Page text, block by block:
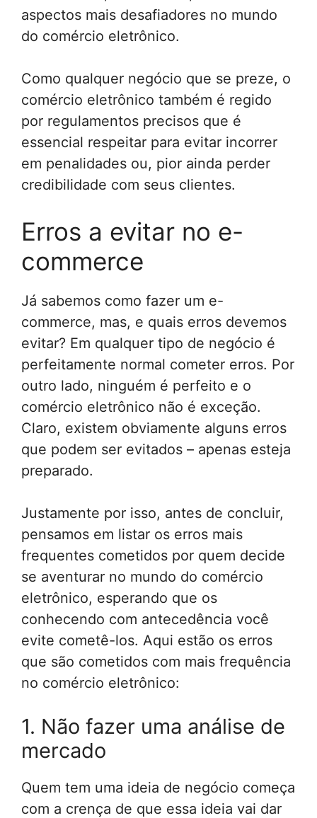
aspectos mais desafiadores no mundo
do comércio eletrônico.
Como qualquer negócio que se preze, o
comércio eletrônico também é regido
por regulamentos precisos que é
essencial respeitar para evitar incorrer
em penalidades ou, pior ainda perder
credibilidade com seus clientes.
Erros a evitar no e-
commerce
Já sabemos como fazer um e-
commerce, mas, e quais erros devemos
evitar? Em qualquer tipo de negócio é
perfeitamente normal cometer erros. Por
outro lado, ninguém é perfeito e o
comércio eletrônico não é exceção.
Claro, existem obviamente alguns erros
que podem ser evitados – apenas esteja
preparado.
Justamente por isso, antes de concluir,
pensamos em listar os erros mais
frequentes cometidos por quem decide
se aventurar no mundo do comércio
eletrônico, esperando que os
conhecendo com antecedência você
evite cometê-los. Aqui estão os erros
que são cometidos com mais frequência
no comércio eletrônico:
1. Não fazer uma análise de
mercado
Quem tem uma ideia de negócio começa
com a crença de que essa ideia vai dar